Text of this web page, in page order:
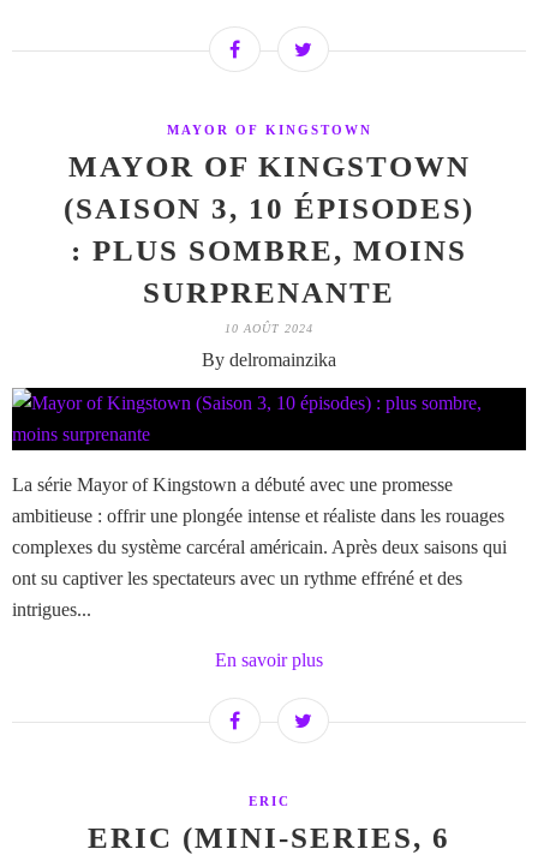
MAYOR OF KINGSTOWN
MAYOR OF KINGSTOWN
(SAISON 3, 10 ÉPISODES)
: PLUS SOMBRE, MOINS
SURPRENANTE
10 AOÛT 2024
By delromainzika
La série Mayor of Kingstown a débuté avec une promesse
ambitieuse : offrir une plongée intense et réaliste dans les rouages
complexes du système carcéral américain. Après deux saisons qui
ont su captiver les spectateurs avec un rythme effréné et des
intrigues...
En savoir plus
ERIC
ERIC (MINI-SERIES, 6